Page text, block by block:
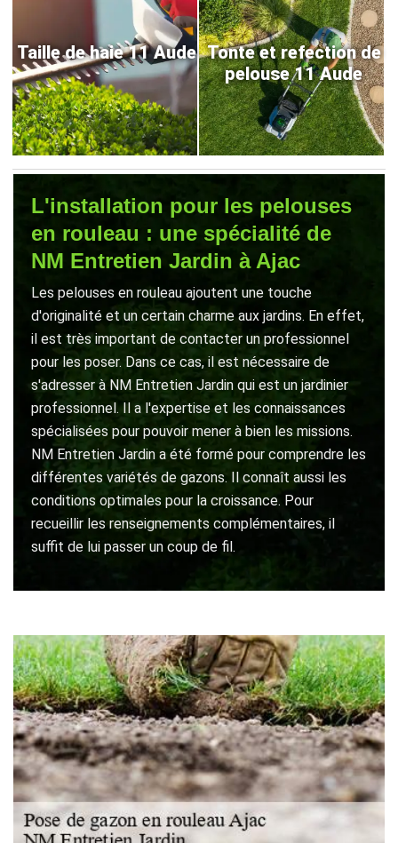
Taille de haie 11 Aude Tonte et refection de
pelouse 11 Aude
L'installation pour les pelouses
en rouleau : une spécialité de
NM Entretien Jardin à Ajac
Les pelouses en rouleau ajoutent une touche
d'originalité et un certain charme aux jardins. En effet,
il est très important de contacter un professionnel
pour les poser. Dans ce cas, il est nécessaire de
s'adresser à NM Entretien Jardin qui est un jardinier
professionnel. Il a l'expertise et les connaissances
spécialisées pour pouvoir mener à bien les missions.
NM Entretien Jardin a été formé pour comprendre les
différentes variétés de gazons. Il connaît aussi les
conditions optimales pour la croissance. Pour
recueillir les renseignements complémentaires, il
suffit de lui passer un coup de fil.